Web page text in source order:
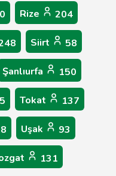
Rize 204
Siirt 58
Şanlıurfa 150
Tokat 137
Uşak 93
131